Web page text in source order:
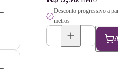
Desconto progressivo a
metros